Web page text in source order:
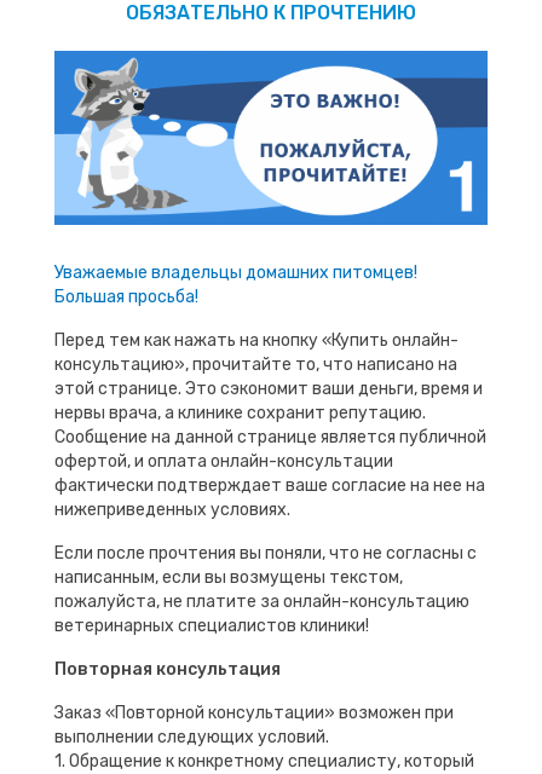
ОБЯЗАТЕЛЬНО К ПРОЧТЕНИЮ
Уважаемые владельцы домашних питомцев!
Большая просьба!
Перед тем как нажать на кнопку «Купить онлайн-
консультацию», прочитайте то, что написано на
этой странице. Это сэкономит ваши деньги, время и
нервы врача, а клинике сохранит репутацию.
Сообщение на данной странице является публичной
офертой, и оплата онлайн-консультации
фактически подтверждает ваше согласие на нее на
нижеприведенных условиях.
Если после прочтения вы поняли, что не согласны с
написанным, если вы возмущены текстом,
пожалуйста, не платите за онлайн-консультацию
ветеринарных специалистов клиники!
Повторная консультация
Заказ «Повторной консультации» возможен при
выполнении следующих условий.
1. Обращение к конкретному специалисту, который